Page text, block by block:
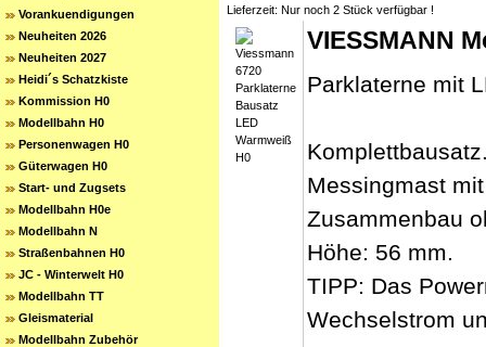
Vorankuendigungen
Neuheiten 2026
Neuheiten 2027
Heidi´s Schatzkiste
Kommission H0
Modellbahn H0
Personenwagen H0
Güterwagen H0
Start- und Zugsets
Modellbahn H0e
Modellbahn N
Straßenbahnen H0
JC - Winterwelt H0
Modellbahn TT
Gleismaterial
Modellbahn Zubehör
Lieferzeit: Nur noch 2 Stück verfügbar !
VIESSMANN
Parklaterne mit
Messingmast
Zusammenbau
Höhe: 56 mm.
TIPP: Das
Wechselstrom